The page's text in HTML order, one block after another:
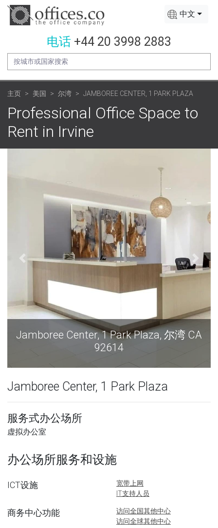
中文
电话 +44 20 3998 2883
主页 美国 尔湾 JAMBOREE CENTER, 1 PARK PLAZA
Professional Office Space to
Rent in Irvine
Jamboree Center, 1 Park Plaza, 尔湾 CA
92614
Jamboree Center, 1 Park Plaza
服务式办公场所
虚拟办公室
办公场所服务和设施
ICT设施
宽带上网
IT支持人员
商务中心功能
访问全国其他中心
访问全球其他中心